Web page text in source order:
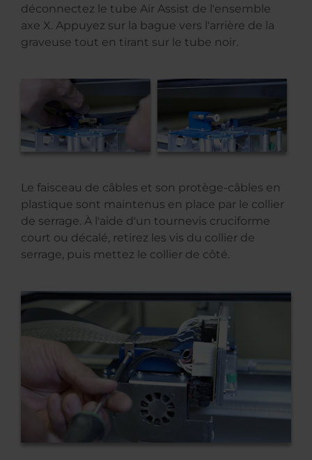
déconnectez le tube Air Assist de l'ensemble
axe X. Appuyez sur la bague vers l'arrière de la
graveuse tout en tirant sur le tube noir.
Le faisceau de câbles et son protège-câbles en
plastique sont maintenus en place par le collier
de serrage. À l'aide d'un tournevis cruciforme
court ou décalé, retirez les vis du collier de
serrage, puis mettez le collier de côté.